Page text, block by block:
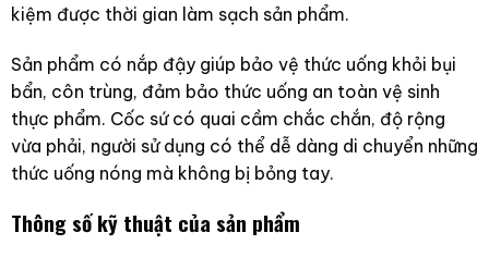
kiệm được thời gian làm sạch sản phẩm.
Sản phẩm có nắp đậy giúp bảo vệ thức uống khỏi bụi
bẩn, côn trùng, đảm bảo thức uống an toàn vệ sinh
thực phẩm. Cốc sứ có quai cầm chắc chắn, độ rộng
vừa phải, người sử dụng có thể dễ dàng di chuyển những
thức uống nóng mà không bị bỏng tay.
Thông số kỹ thuật của sản phẩm